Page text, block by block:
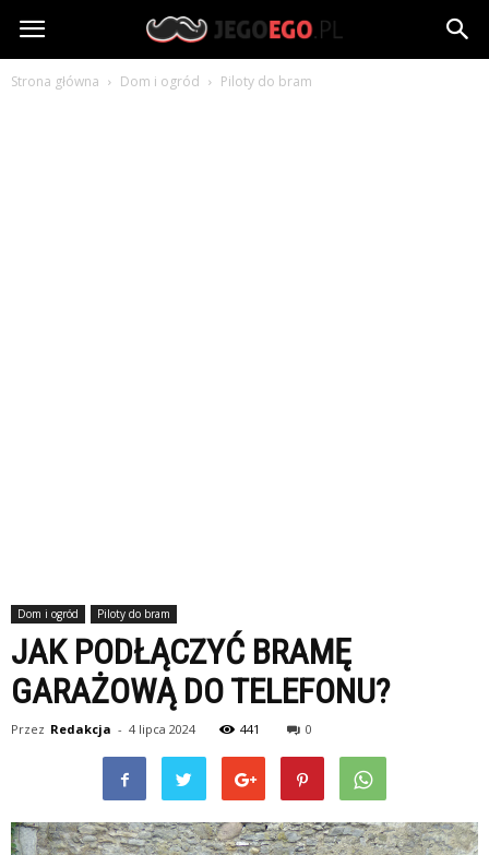
jegoego.pl
Strona główna Dom i ogród Piloty do bram
Dom i ogród Piloty do bram
JAK PODŁĄCZYĆ BRAMĘ
GARAŻOWĄ DO TELEFONU?
Przez Redakcja - 4 lipca 2024 441 0